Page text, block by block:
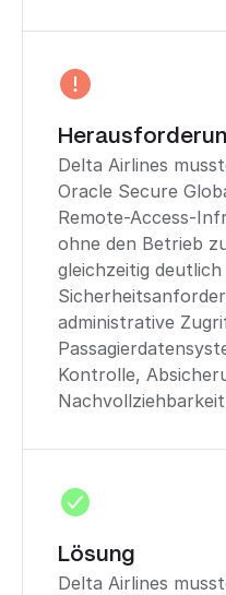
Delta Airlines
Oracle Secure
Remote-Access-
ohne den Betrieb
gleichzeitig
administrative
Kontrolle,
Nachvollziehbarkeit
Lösung
Delta Airlines